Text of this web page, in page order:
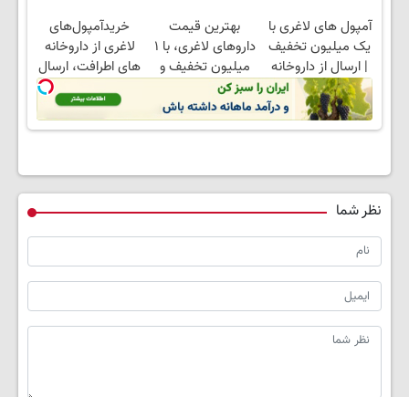
پک یخ!
نزدیکت!
نزدیکت
آمپول های لاغری با
یک میلیون تخفیف
| ارسال از داروخانه
های معتبر
بهترین قیمت
داروهای لاغری، با ۱
میلیون تخفیف و
ارسال از داروخانه‌
خریدآمپول‌های
لاغری از داروخانه
های اطرافت، ارسال
فوری همراه با پک
یخ!
نظر شما